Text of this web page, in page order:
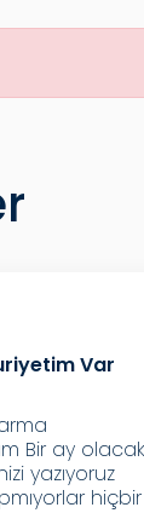
Var
Bir ay olacak
yazıyoruz
hiçbir